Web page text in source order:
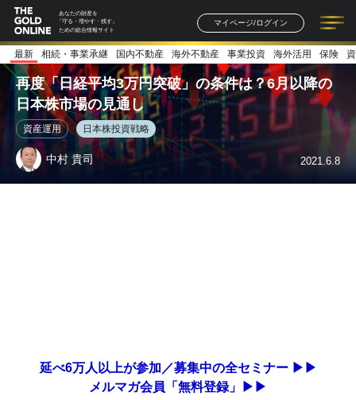
あなたの財産を
「守る・増やす・残す」
ための総合情報サイト
マイページ/ログイン
記事一覧 連載一覧
著者一覧 書籍一覧
最新 相続・事業承継 国内不動産 海外不動産 事業投資 海外活用 保険
再度「日経平均3万円突破」の条件は？6月以降の
日本株市場の見通し
資産運用 日本株投資戦略
中村 貴司 2021.6.8
延べ6万人以上が参加／募集中の全セミナー ▶▶
メルマガ会員「無料登録」▶▶